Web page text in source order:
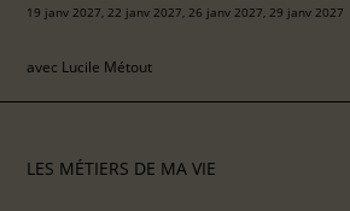
19 janv 2027, 22 janv 2027, 26 janv 2027, 29 janv 2027
avec Lucile Métout
LES MÉTIERS DE MA VIE